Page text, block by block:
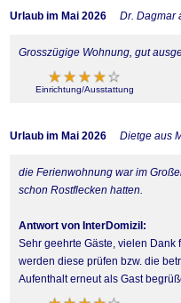
Urlaub im Mai 2026 Dr. Dagmar
Grosszügige Wohnung, gut
Einrichtung/Ausstattung
Urlaub im Mai 2026 Dietge aus
die Ferienwohnung war im
schon Rostflecken hatten.
Antwort von InterDomizil:
Sehr geehrte Gäste, vielen Dank
werden diese prüfen bzw. die
Aufenthalt erneut als Gast